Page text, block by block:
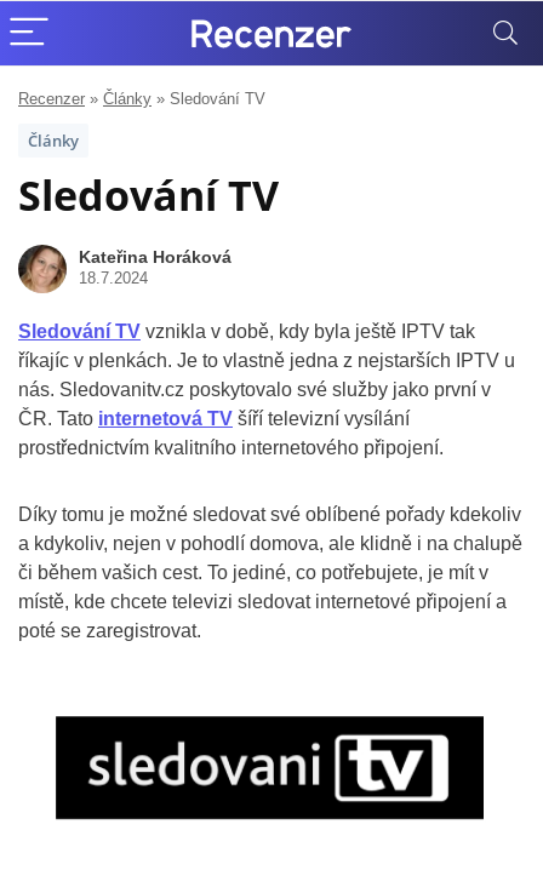
Recenzer » Články » Sledování TV
Články
Sledování TV
Kateřina Horáková
18.7.2024
Sledování TV vznikla v době, kdy byla ještě IPTV tak
říkajíc v plenkách. Je to vlastně jedna z nejstarších IPTV u
nás. Sledovanitv.cz poskytovalo své služby jako první v
ČR. Tato internetová TV šíří televizní vysílání
prostřednictvím kvalitního internetového připojení.
Díky tomu je možné sledovat své oblíbené pořady kdekoliv
a kdykoliv, nejen v pohodlí domova, ale klidně i na chalupě
či během vašich cest. To jediné, co potřebujete, je mít v
místě, kde chcete televizi sledovat internetové připojení a
poté se zaregistrovat.